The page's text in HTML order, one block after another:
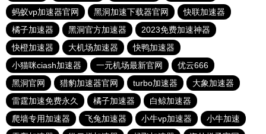
蚂蚁vp加速器官网
黑洞加速下载器官网
快联加速器
橘子加速器
黑洞官方加速器
2023免费加速神器
快橙加速器
大机场加速器
快鸭加速器
小猫咪ciash加速器
一元机场最新官网
优云666
黑洞官网
猎豹加速器官网 turbo加速器
大象加速器
雷霆加速免费永久
橘子加速器
白鲸加速器
爬墙专用加速器
飞兔加速器 小牛vp加速器
小牛加速